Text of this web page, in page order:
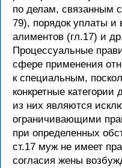
по делам, связанным
79), порядок уплаты и
алиментов (гл.17) и
Процессуальные
сфере применения
к специальным,
конкретные категории
из них являются
ограничивающими
при определенных
ст.17 муж не имеет
согласия жены